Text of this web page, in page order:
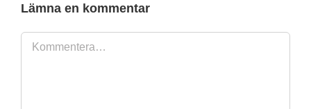
Lämna en kommentar
Kommentar